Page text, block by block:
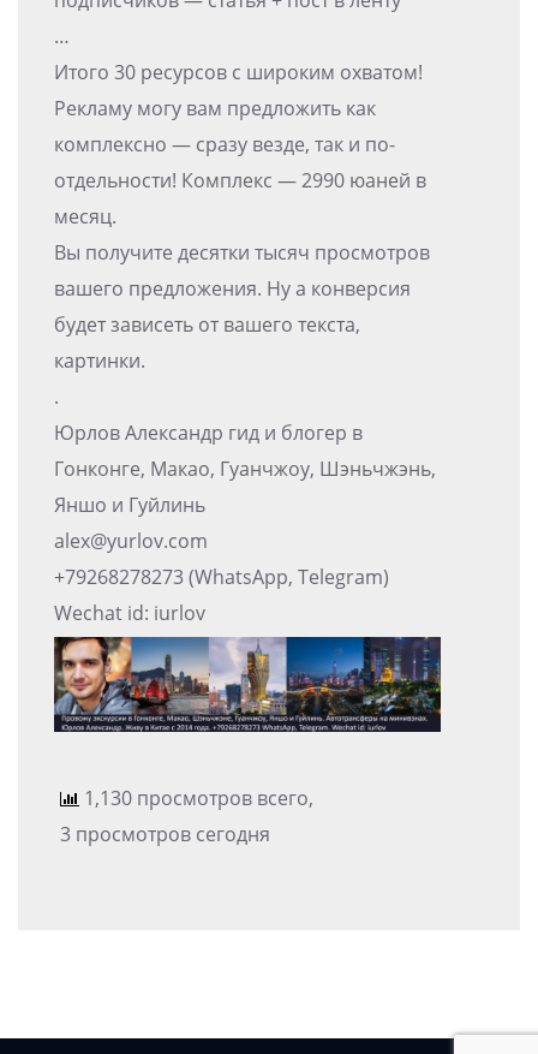
…
Итого 30 ресурсов с широким охватом!
Рекламу могу вам предложить как
комплексно — сразу везде, так и по-
отдельности! Комплекс — 2990 юаней в
месяц.
Вы получите десятки тысяч просмотров
вашего предложения. Ну а конверсия
будет зависеть от вашего текста,
картинки.
.
Юрлов Александр гид и блогер в
Гонконге, Макао, Гуанчжоу, Шэньчжэнь,
Яншо и Гуйлинь
alex@yurlov.com
+79268278273 (WhatsApp, Telegram)
Wechat id: iurlov
1,130 просмотров всего,
3 просмотров сегодня